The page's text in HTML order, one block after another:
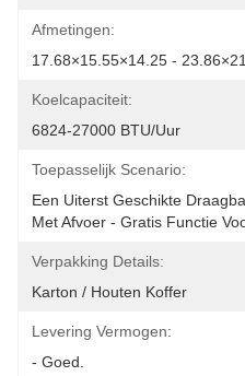
Afmetingen:
17.68×15.55×14.25 -
Koelcapaciteit:
6824-27000 BTU/uur
Toepasselijk Scenario:
Een Uiterst Geschikte
Met Afvoer - Gratis Functie
Verpakking Details:
Karton / Houten Koffer
Levering Vermogen:
- Goed.